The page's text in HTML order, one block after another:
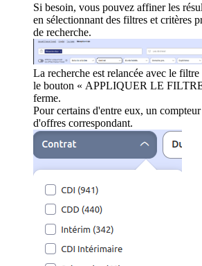
Si besoin, vous pouvez affiner les
en sélectionnant des filtres et critères
de recherche.
La recherche est relancée avec le
le bouton « APPLIQUER LE
ferme.
Pour certains d'entre eux, un
d'offres correspondant.